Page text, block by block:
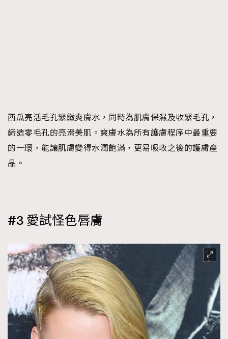
西瓜亮活毛孔緊緻爽膚水，同時為肌膚保濕及收緊毛孔，
締造零毛孔的亮滑美肌。爽膚水為所有護膚程序中最重要
的一環，能讓肌膚變得水潤飽滿，更易吸收之後的護膚產
品。
#3 愛試怪色唇膚